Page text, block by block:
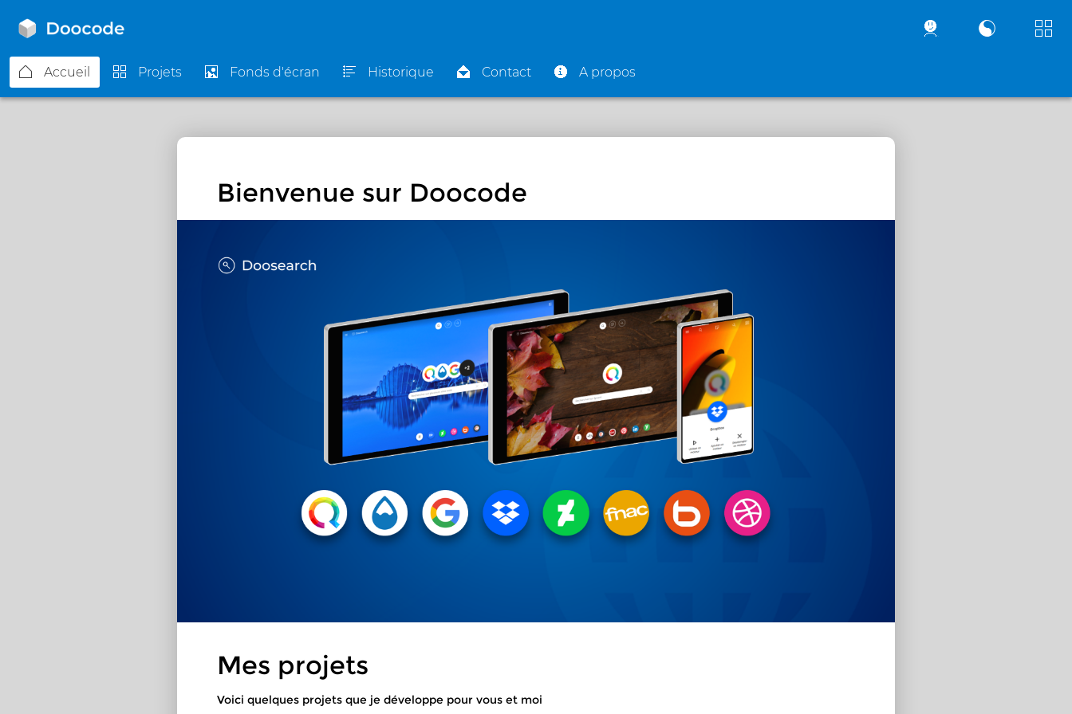
Accueil Projets Fonds d'écran Historique Contact A propos
Bienvenue sur Doocode
Mes projets
Voici quelques projets que je développe pour vous et moi